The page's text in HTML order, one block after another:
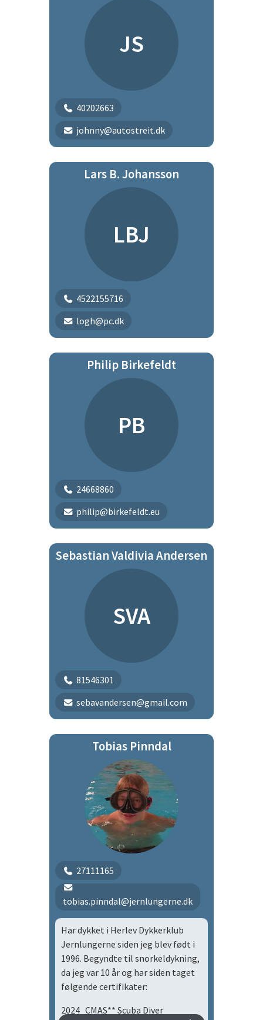
JS
40202663
johnny@autostreit.dk
Lars B. Johansson
LBJ
4522155716
logh@pc.dk
Philip Birkefeldt
PB
24668860
philip@birkefeldt.eu
Sebastian Valdivia Andersen
SVA
81546301
sebavandersen@gmail.com
Tobias Pinndal
27111165
tobias.pinndal@jernlungerne.dk
Har dykket i Herlev Dykkerklub
Jernlungerne siden jeg blev født i
1996. Begyndte til snorkeldykning,
da jeg var 10 år og har siden taget
følgende certifikater:
2024 CMAS** Scuba Diver